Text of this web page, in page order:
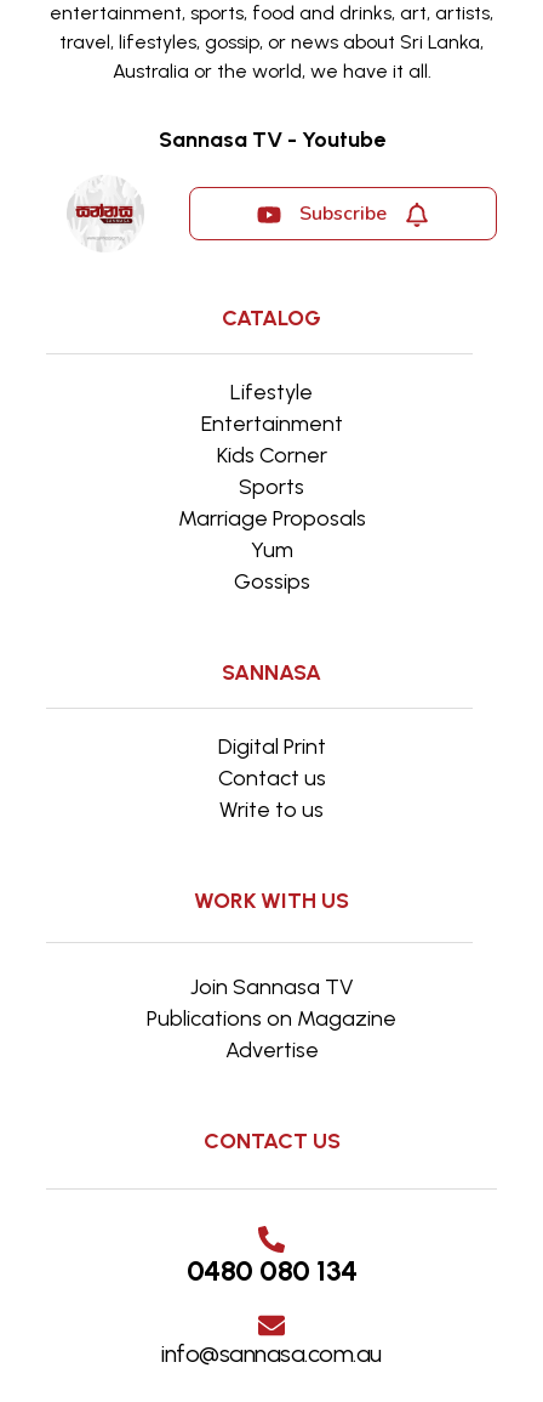
entertainment, sports, food and drinks, art, artists,
travel, lifestyles, gossip, or news about Sri Lanka,
Australia or the world, we have it all.
Sannasa TV - Youtube
Subscribe
CATALOG
Lifestyle
Entertainment
Kids Corner
Sports
Marriage Proposals
Yum
Gossips
SANNASA
Digital Print
Contact us
Write to us
WORK WITH US
Join Sannasa TV
Publications on Magazine
Advertise
CONTACT US
0480 080 134
info@sannasa.com.au